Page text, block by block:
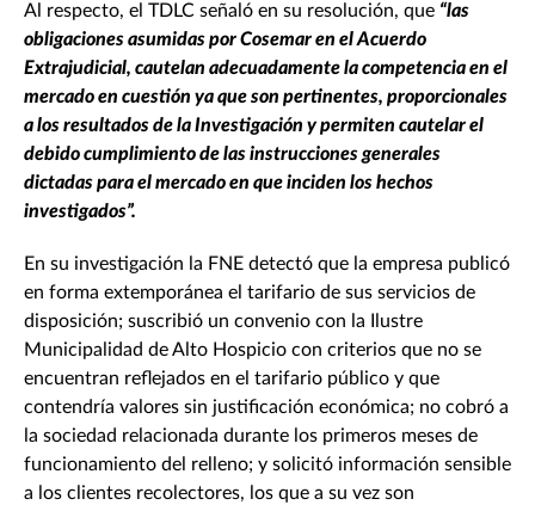
Al respecto, el TDLC señaló en su resolución, que “las
obligaciones asumidas por Cosemar en el Acuerdo
Extrajudicial, cautelan adecuadamente la competencia en el
mercado en cuestión ya que son pertinentes, proporcionales
a los resultados de la Investigación y permiten cautelar el
debido cumplimiento de las instrucciones generales
dictadas para el mercado en que inciden los hechos
investigados”.
En su investigación la FNE detectó que la empresa publicó
en forma extemporánea el tarifario de sus servicios de
disposición; suscribió un convenio con la Ilustre
Municipalidad de Alto Hospicio con criterios que no se
encuentran reflejados en el tarifario público y que
contendría valores sin justificación económica; no cobró a
la sociedad relacionada durante los primeros meses de
funcionamiento del relleno; y solicitó información sensible
a los clientes recolectores, los que a su vez son